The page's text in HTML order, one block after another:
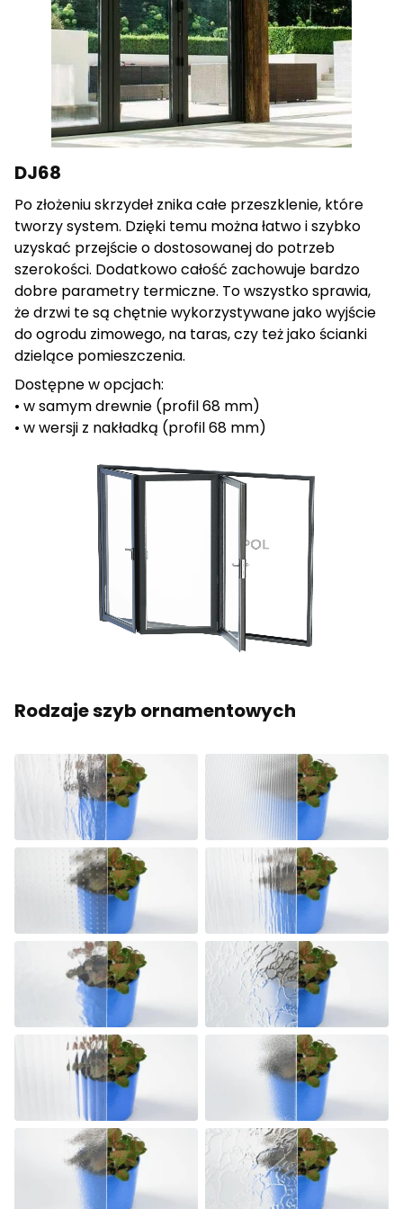
cenne dla wydawców i reklamodawców strony trzeciej.
Nieklasyfikowane
Nieklasyfikowane pliki cookie, to pliki, które są w procesie
klasyfikowania, wraz z dostawcami poszczególnych
ciasteczek.
Zapisz moje preferencje
Akceptuj wszystkie
DJ68
Po złożeniu skrzydeł znika całe przeszklenie, które
tworzy system. Dzięki temu można łatwo i szybko
uzyskać przejście o dostosowanej do potrzeb
szerokości. Dodatkowo całość zachowuje bardzo
dobre parametry termiczne. To wszystko sprawia,
że drzwi te są chętnie wykorzystywane jako wyjście
do ogrodu zimowego, na taras, czy też jako ścianki
dzielące pomieszczenia.
Dostępne w opcjach:
• w samym drewnie (profil 68 mm)
• w wersji z nakładką (profil 68 mm)
Rodzaje szyb ornamentowych